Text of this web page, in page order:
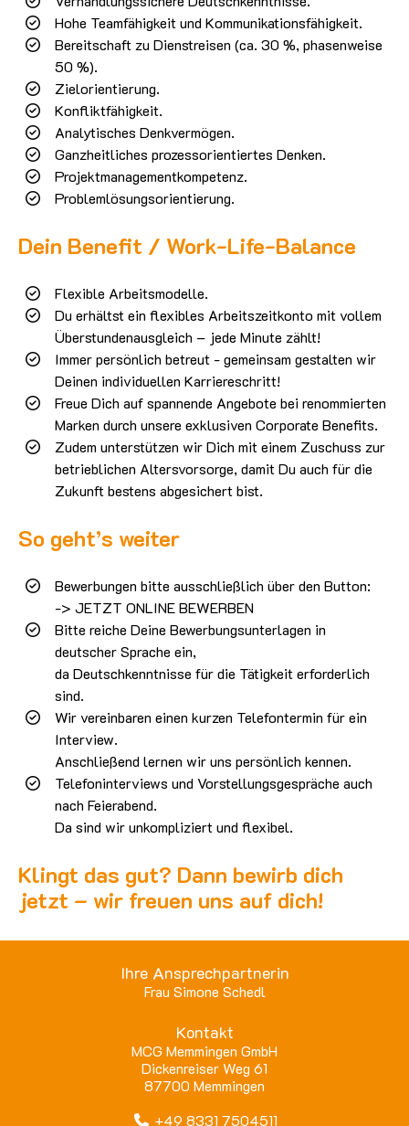
Hohe Teamfähigkeit und Kommunikationsfähigkeit.
Bereitschaft zu Dienstreisen (ca. 30 %, phasenweise
50 %).
Zielorientierung.
Konfliktfähigkeit.
Analytisches Denkvermögen.
Ganzheitliches prozessorientiertes Denken.
Projektmanagementkompetenz.
Problemlösungsorientierung.
Dein Benefit / Work-Life-Balance
Flexible Arbeitsmodelle.
Du erhältst ein flexibles Arbeitszeitkonto mit vollem
Überstundenausgleich – jede Minute zählt!
Immer persönlich betreut - gemeinsam gestalten wir
Deinen individuellen Karriereschritt!
Freue Dich auf spannende Angebote bei renommierten
Marken durch unsere exklusiven Corporate Benefits.
Zudem unterstützen wir Dich mit einem Zuschuss zur
betrieblichen Altersvorsorge, damit Du auch für die
Zukunft bestens abgesichert bist.
So geht’s weiter
Bewerbungen bitte ausschließlich über den Button:
-> JETZT ONLINE BEWERBEN
Bitte reiche Deine Bewerbungsunterlagen in
deutscher Sprache ein,
da Deutschkenntnisse für die Tätigkeit erforderlich
sind.
Wir vereinbaren einen kurzen Telefontermin für ein
Interview.
Anschließend lernen wir uns persönlich kennen.
Telefoninterviews und Vorstellungsgespräche auch
nach Feierabend.
Da sind wir unkompliziert und flexibel.
Klingt das gut? Dann bewirb dich
jetzt – wir freuen uns auf dich!
Ihre Ansprechpartnerin
Frau Simone Schedl
Kontakt
MCG Memmingen GmbH
Dickenreiser Weg 61
87700 Memmingen
+49 8331 7504511